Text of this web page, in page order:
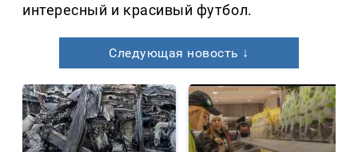
интересный и красивый футбол.
Следующая новость ↓